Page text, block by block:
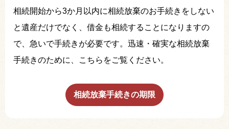
相続開始から3か月以内に相続放棄のお手続きをしない
と遺産だけでなく、借金も相続することになりますの
で、急いで手続きが必要です。迅速・確実な相続放棄
手続きのために、こちらをご覧ください。
相続放棄手続きの期限